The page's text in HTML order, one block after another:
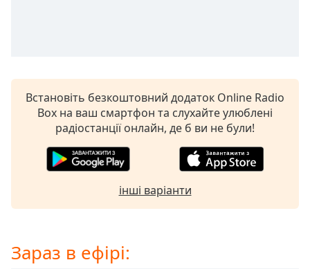
settings
dialog
subtitles
selected
Picture
Fullscreen
Встановіть безкоштовний додаток Online Radio
Box на ваш смартфон та слухайте улюблені
радіостанції онлайн, де б ви не були!
інші варіанти
Зараз в ефірі: